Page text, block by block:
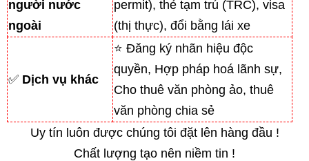
người nước
ngoài
permit), thẻ tạm trú (TRC), visa
(thị thực), đổi bằng lái xe
✅ Dịch vụ khác
⭐ Đăng ký nhãn hiệu độc
quyền, Hợp pháp hoá lãnh sự,
Cho thuê văn phòng ảo, thuê
văn phòng chia sẻ
Uy tín luôn được chúng tôi đặt lên hàng đầu !
Chất lượng tạo nên niềm tin !